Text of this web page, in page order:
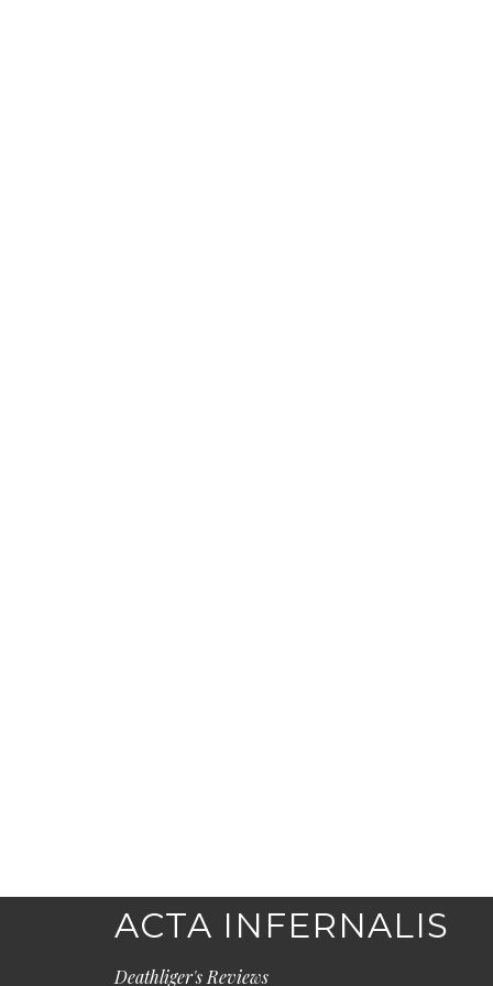
ACTA INFERNALIS
Deathliger's Reviews